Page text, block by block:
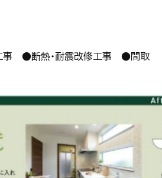
事 ●断熱・耐震改修工事 ●間取